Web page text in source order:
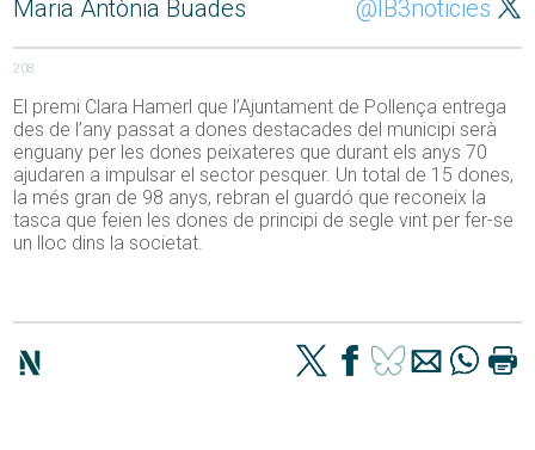
Maria Antònia Buades @IB3noticies
208
El premi Clara Hamerl que l’Ajuntament de Pollença entrega
des de l’any passat a dones destacades del municipi serà
enguany per les dones peixateres que durant els anys 70
ajudaren a impulsar el sector pesquer. Un total de 15 dones,
la més gran de 98 anys, rebran el guardó que reconeix la
tasca que feien les dones de principi de segle vint per fer-se
un lloc dins la societat.